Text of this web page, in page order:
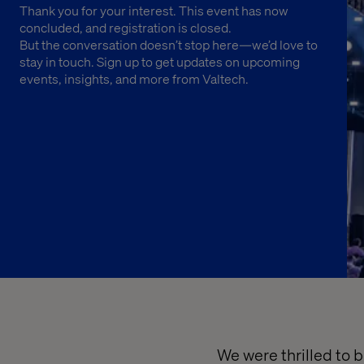
Thank you for your interest. This event has now
concluded, and registration is closed.
But the conversation doesn’t stop here—we’d love to
stay in touch. Sign up to get updates on upcoming
events, insights, and more from Valtech.
We were thrilled to